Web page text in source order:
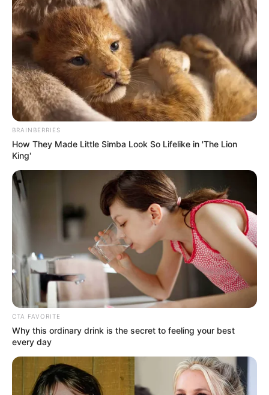
BRAINBERRIES
How They Made Little Simba Look So Lifelike in 'The Lion
King'
CTA FAVORITE
Why this ordinary drink is the secret to feeling your best
every day